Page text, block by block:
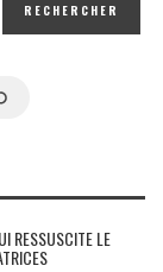
RECHERCHER
News
RESSUSCITE LE